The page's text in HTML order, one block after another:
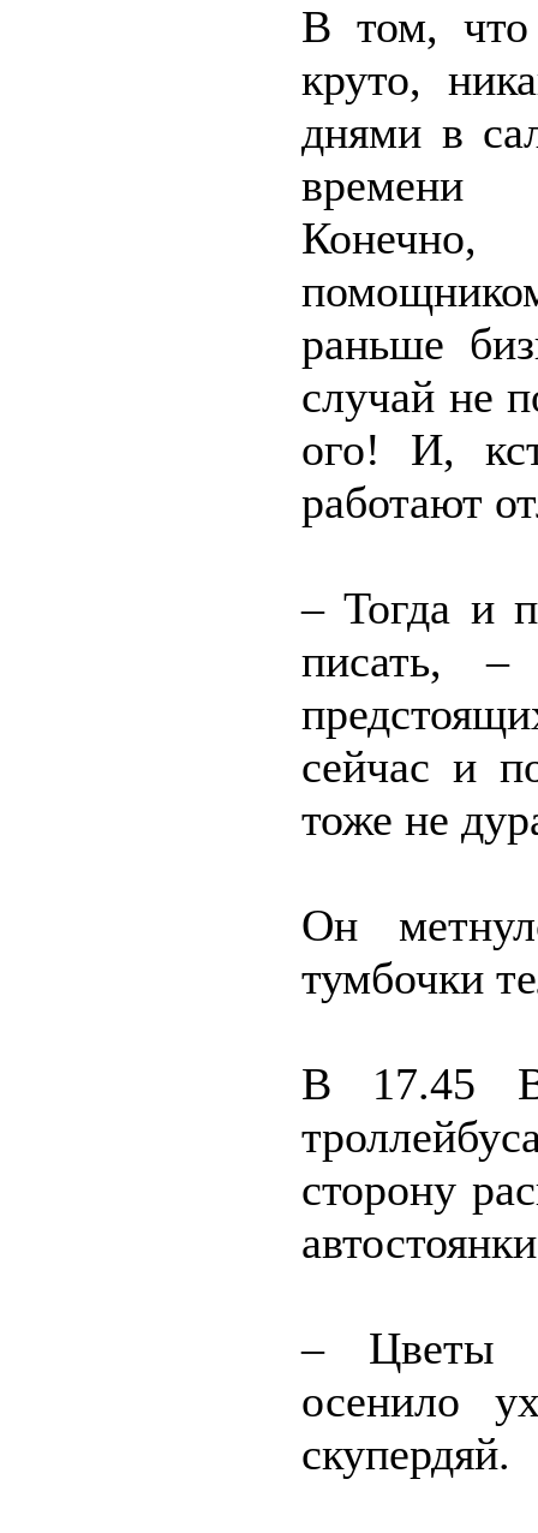
В том, что
круто,
днями в
времени
раньше
случай не
ого! И,
работают
– Тогда и
писать,
сейчас и
тоже не
Он
тумбочки
В 17.45
сторону
– Цветы
осенило
скупердяй.